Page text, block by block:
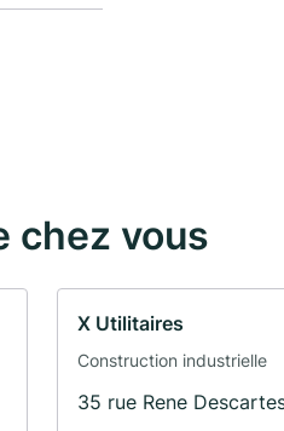
chez vous
X Utilitaires
Construction industrielle
35 rue Rene